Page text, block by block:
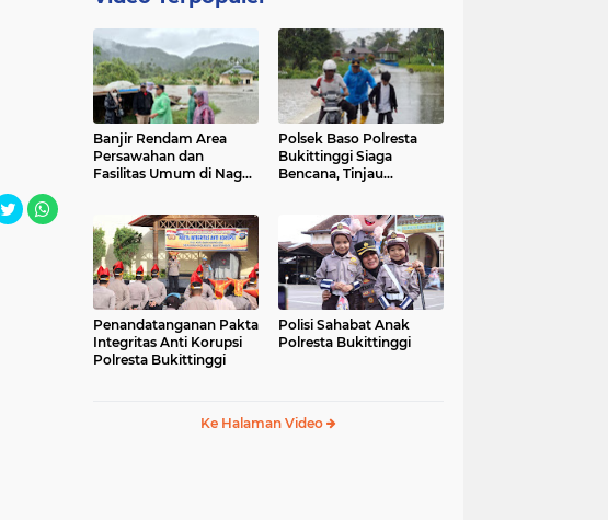
Banjir Rendam Area
Persawahan dan
Fasilitas Umum di Nagari
Polsek Baso Polresta
Bukittinggi Siaga
Bencana, Tinjau
Penandatanganan Pakta
Integritas Anti Korupsi
Polresta Bukittinggi
Polisi Sahabat Anak
Polresta Bukittinggi
Ke Halaman Video